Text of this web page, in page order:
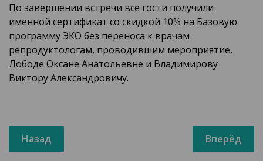
По завершении встречи все гости получили
именной сертификат со скидкой 10% на Базовую
программу ЭКО без переноса к врачам
репродуктологам, проводившим мероприятие,
Лободе Оксане Анатольевне и Владимирову
Виктору Александровичу.
Назад Вперёд